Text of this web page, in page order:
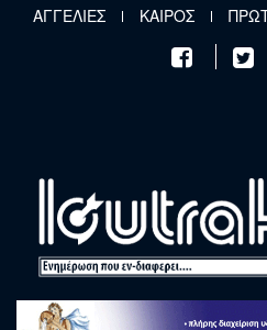
Παράκαμψη προς το κυρίως
ΑΓΓΕΛΙΕΣ ΚΑΙΡΟΣ